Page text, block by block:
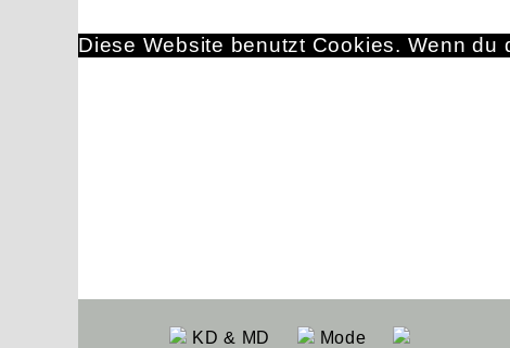
KD & MD Mode
Diese Website benutzt Cookies. Wenn